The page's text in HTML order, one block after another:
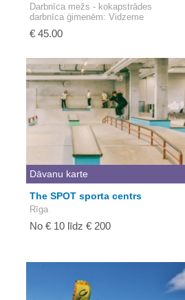
Darbnīca mežs - kokapstrādes
darbnīca ģimenēm: Vidzeme
€ 45.00
Dāvanu karte
The SPOT sporta centrs
Rīga
No € 10 līdz € 200